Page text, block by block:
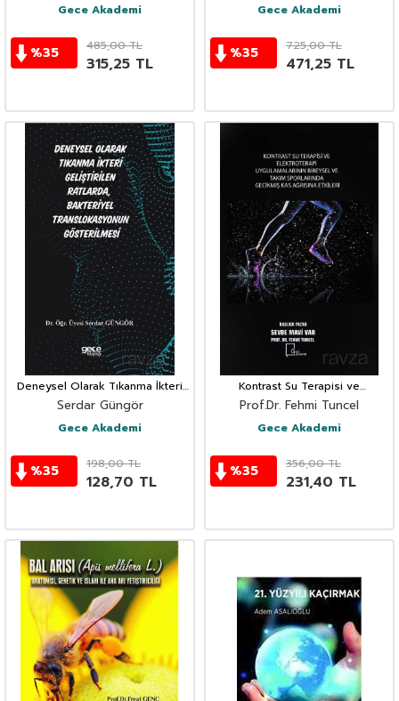
Gece Akademi
%35 485,00TL
315,25 TL
Gece Akademi
%35 725,00TL
471,25 TL
Deneysel Olarak Tıkanma İkteri
Geliştirilen Ratlarda, Bakteriyel
Translokasyonun Gösterilmesi
Serdar Güngör
Gece Akademi
%35 198,00TL
128,70 TL
Kontrast Su Terapisi ve
Elektroterapi Uygulamalarının
Bireysel ve Takım Sporlarında
Gecikmiş Kas Ağrısına Etkileri
Prof.Dr. Fehmi Tuncel
Gece Akademi
%35 356,00TL
231,40 TL